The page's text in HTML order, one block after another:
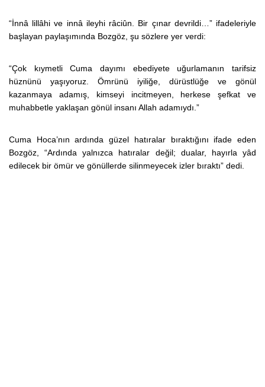
“İnnâ lillâhi ve innâ ileyhi râciûn. Bir çınar devrildi…” ifadeleriyle
başlayan paylaşımında Bozgöz, şu sözlere yer verdi:
“Çok kıymetli Cuma dayımı ebediyete uğurlamanın tarifsiz
hüznünü yaşıyoruz. Ömrünü iyiliğe, dürüstlüğe ve gönül
kazanmaya adamış, kimseyi incitmeyen, herkese şefkat ve
muhabbetle yaklaşan gönül insanı Allah adamıydı.”
Cuma Hoca’nın ardında güzel hatıralar bıraktığını ifade eden
Bozgöz, “Ardında yalnızca hatıralar değil; dualar, hayırla yâd
edilecek bir ömür ve gönüllerde silinmeyecek izler bıraktı” dedi.